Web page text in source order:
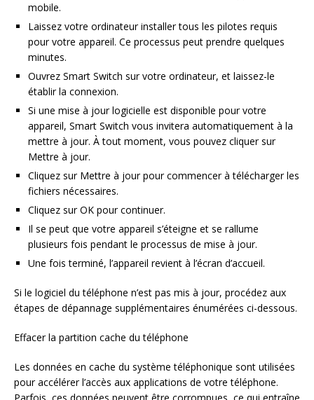
mobile.
Laissez votre ordinateur installer tous les pilotes requis
pour votre appareil. Ce processus peut prendre quelques
minutes.
Ouvrez Smart Switch sur votre ordinateur, et laissez-le
établir la connexion.
Si une mise à jour logicielle est disponible pour votre
appareil, Smart Switch vous invitera automatiquement à la
mettre à jour. À tout moment, vous pouvez cliquer sur
Mettre à jour.
Cliquez sur Mettre à jour pour commencer à télécharger les
fichiers nécessaires.
Cliquez sur OK pour continuer.
Il se peut que votre appareil s’éteigne et se rallume
plusieurs fois pendant le processus de mise à jour.
Une fois terminé, l’appareil revient à l’écran d’accueil.
Si le logiciel du téléphone n’est pas mis à jour, procédez aux
étapes de dépannage supplémentaires énumérées ci-dessous.
Effacer la partition cache du téléphone
Les données en cache du système téléphonique sont utilisées
pour accélérer l’accès aux applications de votre téléphone.